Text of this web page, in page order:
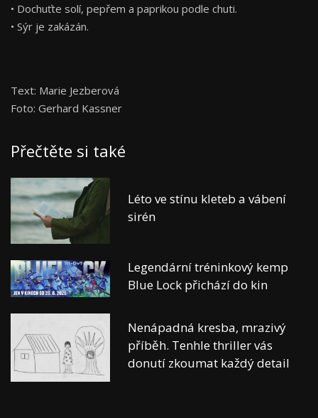
• Dochuťte solí, pepřem a paprikou podle chuti.
• Sýr je zakázán.
Text: Marie Jezberová
Foto: Gerhard Kassner
Přečtěte si také
Léto ve stínu kleteb a vábení
sirén
Legendární tréninkový kemp
Blue Lock přichází do kin
Nenápadná kresba, mrazivý
příběh. Tenhle thriller vás
donutí zkoumat každý detail